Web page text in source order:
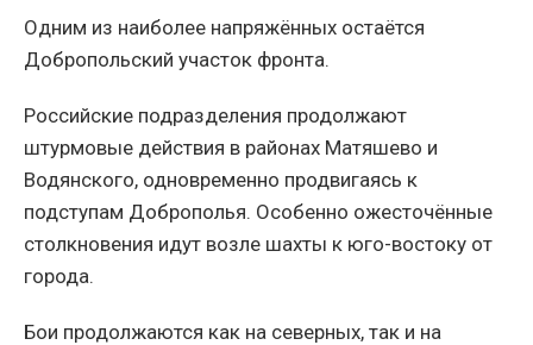
Одним из наиболее напряжённых остаётся
Добропольский участок фронта.
Российские подразделения продолжают
штурмовые действия в районах Матяшево и
Водянского, одновременно продвигаясь к
подступам Доброполья. Особенно ожесточённые
столкновения идут возле шахты к юго-востоку от
города.
Бои продолжаются как на северных, так и на